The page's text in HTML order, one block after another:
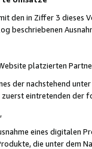
den in Ziffer 3
beschriebenen
platzierten
der nachstehend
eintretenden der
eines digitalen
die unter dem